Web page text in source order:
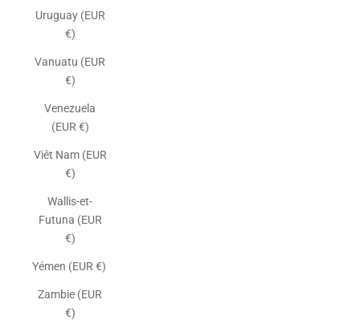
Uruguay (EUR
€)
Vanuatu (EUR
€)
Venezuela
(EUR €)
Viêt Nam (EUR
€)
Wallis-et-
Futuna (EUR
€)
Yémen (EUR €)
Zambie (EUR
€)